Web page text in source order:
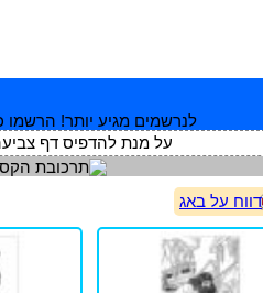
לנרשמים מגיע יותר! הרשמו
על מנת להדפיס דף
דווח על באג